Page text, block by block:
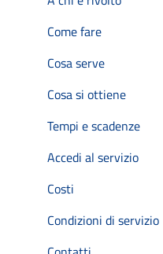
Come fare
Cosa serve
Cosa si ottiene
Tempi e scadenze
Accedi al servizio
Costi
Condizioni di servizio